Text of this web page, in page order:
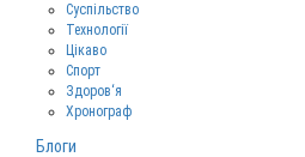
Суспільство
Технології
Цікаво
Спорт
Здоров‘я
Хронограф
Блоги